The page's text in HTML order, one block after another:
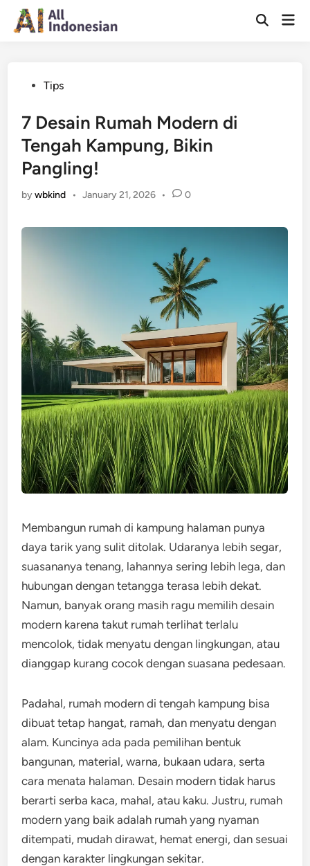
Skip
Open
PostedTips
7 Desain Rumah Modern di
Tengah Kampung, Bikin
Pangling!
bywbkind • January 21, 2026 • 0
Membangun rumah di kampung halaman punya
daya tarik yang sulit ditolak. Udaranya lebih segar,
suasananya tenang, lahannya sering lebih lega, dan
hubungan dengan tetangga terasa lebih dekat.
Namun, banyak orang masih ragu memilih desain
modern karena takut rumah terlihat terlalu
mencolok, tidak menyatu dengan lingkungan, atau
dianggap kurang cocok dengan suasana pedesaan.
Padahal, rumah modern di tengah kampung bisa
dibuat tetap hangat, ramah, dan menyatu dengan
alam. Kuncinya ada pada pemilihan bentuk
bangunan, material, warna, bukaan udara, serta
cara menata halaman. Desain modern tidak harus
berarti serba kaca, mahal, atau kaku. Justru, rumah
modern yang baik adalah rumah yang nyaman
ditempati, mudah dirawat, hemat energi, dan sesuai
dengan karakter lingkungan sekitar.